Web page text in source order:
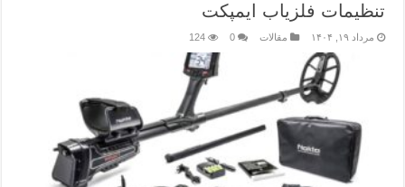
تنظیمات فلزیاب ایمپکت
مرداد ۱۹, ۱۴۰۴ مقالات 0
124